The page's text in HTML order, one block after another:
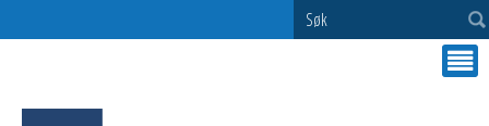
Søk